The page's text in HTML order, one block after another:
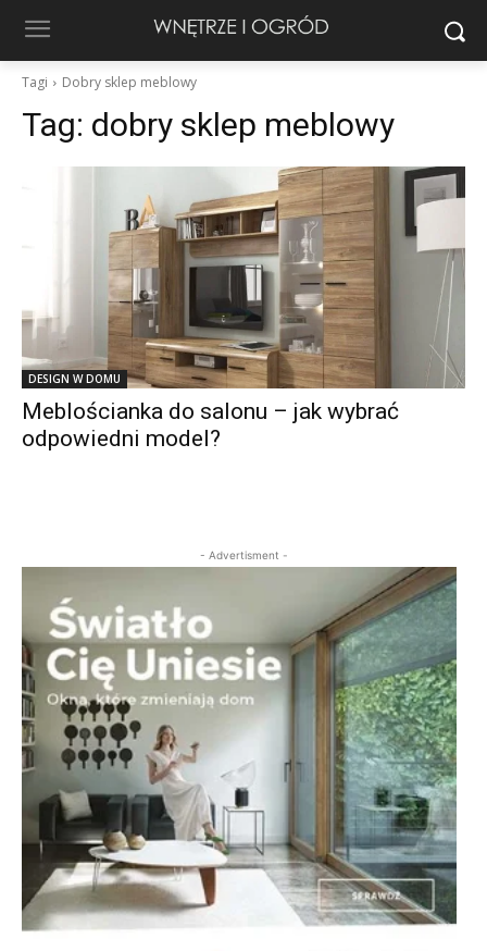
Tagi Dobry sklep meblowy
Tag: dobry sklep meblowy
DESIGN W DOMU
Meblościanka do salonu – jak wybrać
odpowiedni model?
- Advertisment -